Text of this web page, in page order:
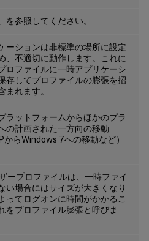
を参照してください。
ーションは非標準の場所に設定
、不適切に動作します。これに
ロファイルに一時アプリケーシ
存してプロファイルの膨張を招
まれます。
ラットフォームからほかのプラ
の計画された一方向の移動
からWindows 7への移動など）
ープロファイルは、一時ファイ
い場合にはサイズが大きくなり
ってログオンに時間がかかるこ
をプロファイル膨張と呼びま